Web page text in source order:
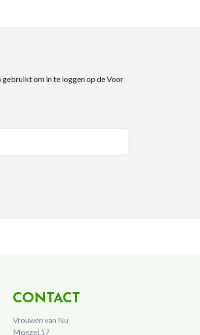
om in te loggen op de Voor
CONTACT
Vrouwen van Nu
Moezel 17